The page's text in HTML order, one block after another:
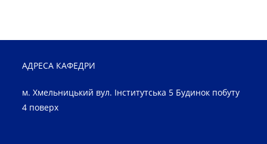
АДРЕСА КАФЕДРИ
м. Хмельницький вул. Інститутська 5 Будинок побуту
4 поверх